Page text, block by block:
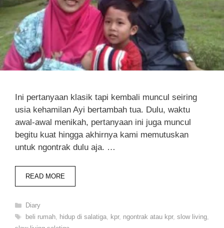
Ini pertanyaan klasik tapi kembali muncul seiring
usia kehamilan Ayi bertambah tua. Dulu, waktu
awal-awal menikah, pertanyaan ini juga muncul
begitu kuat hingga akhirnya kami memutuskan
untuk ngontrak dulu aja. …
READ MORE
Categories
Diary
Tags
beli rumah, hidup di salatiga, kpr, ngontrak atau kpr, slow living,